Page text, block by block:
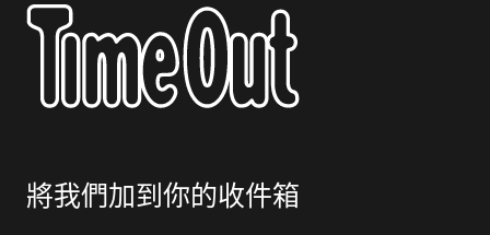
將我們加到你的收件箱